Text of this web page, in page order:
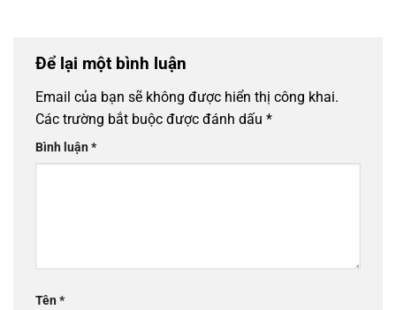
Để lại một bình luận
Email của bạn sẽ không được hiển thị công khai.
Các trường bắt buộc được đánh dấu *
Bình luận*
Tên*